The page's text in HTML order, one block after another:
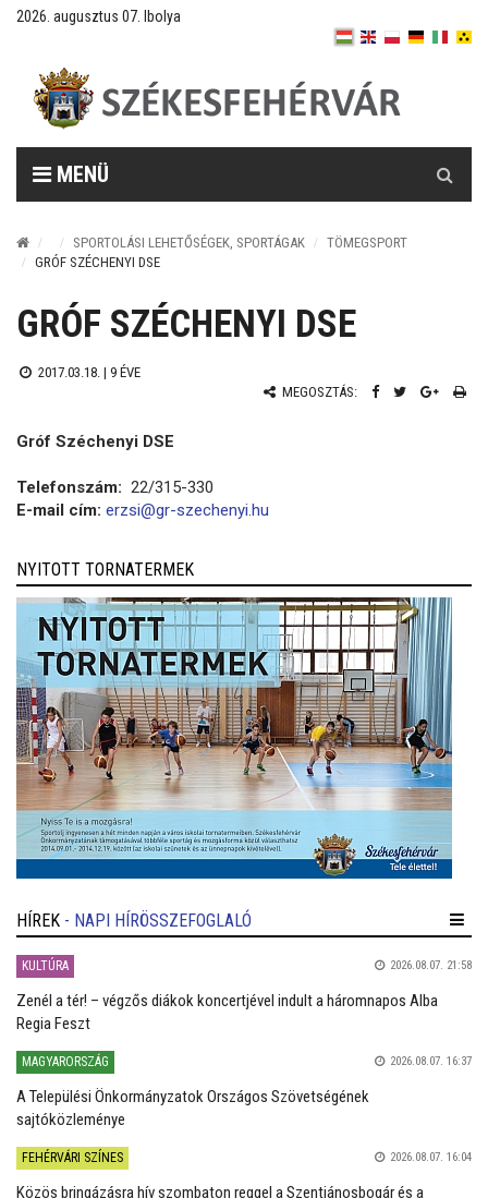
2026. augusztus 07. Ibolya
MENÜ
SPORTOLÁSI LEHETŐSÉGEK, SPORTÁGAK
TÖMEGSPORT
GRÓF SZÉCHENYI DSE
GRÓF SZÉCHENYI DSE
2017.03.18. | 9 ÉVE
MEGOSZTÁS:
Gróf Széchenyi DSE
Telefonszám: 22/315-330
E-mail cím: erzsi@gr-szechenyi.hu
NYITOTT TORNATERMEK
HÍREK - NAPI HÍRÖSSZEFOGLALÓ
KULTÚRA 2026.08.07. 21:58
Zenél a tér! – végzős diákok koncertjével indult a háromnapos Alba
Regia Feszt
MAGYARORSZÁG 2026.08.07. 16:37
A Települési Önkormányzatok Országos Szövetségének
sajtóközleménye
FEHÉRVÁRI SZÍNES 2026.08.07. 16:04
Közös bringázásra hív szombaton reggel a Szentjánosbogár és a